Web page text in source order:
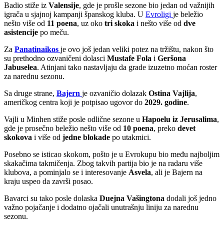
Badio stiže iz Valensije, gde je prošle sezone bio jedan od važnijih
igrača u sjajnoj kampanji španskog kluba. U Evroligi je beležio
nešto više od 11 poena, uz oko tri skoka i nešto više od dve
asistencije po meču.
Za Panatinaikos je ovo još jedan veliki potez na tržištu, nakon što
su prethodno ozvaničeni dolasci Mustafe Fola i Geršona
Jabuselea. Atinjani tako nastavljaju da grade izuzetno moćan roster
za narednu sezonu.
Sa druge strane, Bajern je ozvaničio dolazak Ostina Vajlija,
američkog centra koji je potpisao ugovor do 2029. godine.
Vajli u Minhen stiže posle odlične sezone u Hapoelu iz Jerusalima,
gde je prosečno beležio nešto više od 10 poena, preko devet
skokova i više od jedne blokade po utakmici.
Posebno se isticao skokom, pošto je u Evrokupu bio među najboljim
skakačima takmičenja. Zbog takvih partija bio je na radaru više
klubova, a pominjalo se i interesovanje Asvela, ali je Bajern na
kraju uspeo da završi posao.
Bavarci su tako posle dolaska Duejna Vašingtona dodali još jedno
važno pojačanje i dodatno ojačali unutrašnju liniju za narednu
sezonu.